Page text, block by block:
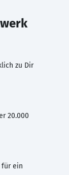
zu Dir
20.000
für ein